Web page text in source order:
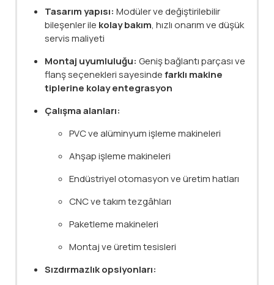
Tasarım yapısı: Modüler ve değiştirilebilir
bileşenler ile kolay bakım, hızlı onarım ve düşük
servis maliyeti
Montaj uyumluluğu: Geniş bağlantı parçası ve
flanş seçenekleri sayesindefarklı makine
tiplerine kolay entegrasyon
Çalışma alanları:
PVC ve alüminyum işleme makineleri
Ahşap işleme makineleri
Endüstriyel otomasyon ve üretim hatları
CNC ve takım tezgâhları
Paketleme makineleri
Montaj ve üretim tesisleri
Sızdırmazlık opsiyonları: